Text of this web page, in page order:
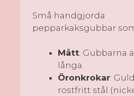
Små handgjorda
pepparkaksgubbar
Mått: Gubbarna
långa.
Öronkrokar:
rostfritt stål